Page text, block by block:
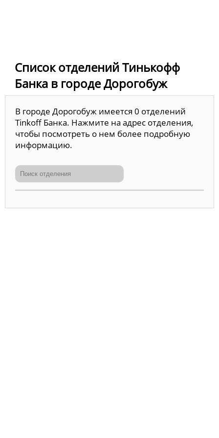
Список отделений Тинькофф
Банка в городе Дорогобуж
В городе Дорогобуж имеется 0 отделений
Tinkoff Банка. Нажмите на адрес отделения,
чтобы посмотреть о нем более подробную
информацию.